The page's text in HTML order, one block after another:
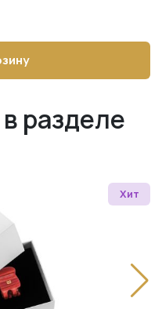
разделе
Хит